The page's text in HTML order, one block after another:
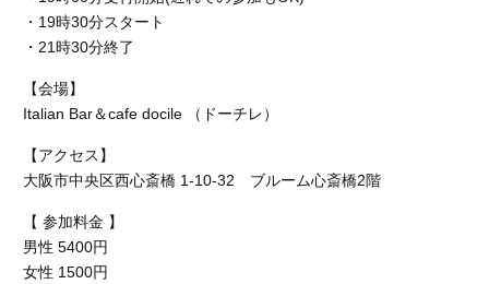
・19時30分スタート
・21時30分終了
【会場】
Italian Bar＆cafe docile （ドーチレ）
【アクセス】
大阪市中央区西心斎橋 1-10-32 ブルーム心斎橋2階
【 参加料金 】
男性 5400円
女性 1500円